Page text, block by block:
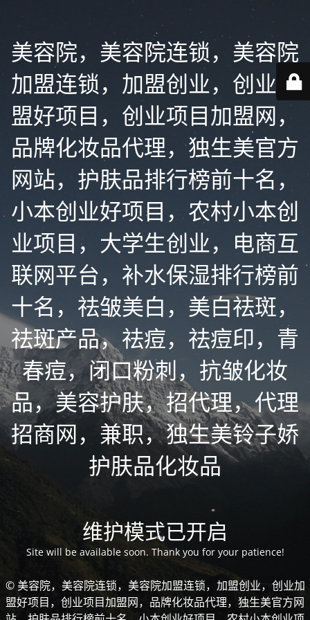
美容院，美容院连锁，美容院
加盟连锁，加盟创业，创业加
盟好项目，创业项目加盟网，
品牌化妆品代理，独生美官方
网站，护肤品排行榜前十名，
小本创业好项目，农村小本创
业项目，大学生创业，电商互
联网平台，补水保湿排行榜前
十名，祛皱美白，美白祛斑，
祛斑产品，祛痘，祛痘印，青
春痘，闭口粉刺，抗皱化妆
品，美容护肤，招代理，代理
招商网，兼职，独生美铃子娇
护肤品化妆品
维护模式已开启
Site will be available soon. Thank you for your patience!
© 美容院，美容院连锁，美容院加盟连锁，加盟创业，创业加
盟好项目，创业项目加盟网，品牌化妆品代理，独生美官方网